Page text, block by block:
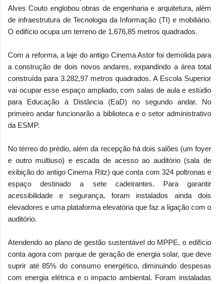
Alves Couto englobou obras de engenharia e arquitetura, além
de infraestrutura de Tecnologia da Informação (TI) e mobiliário.
O edifício ocupa um terreno de 1.676,85 metros quadrados.
Com a reforma, a laje do antigo Cinema Astor foi demolida para
a construção de dois novos andares, expandindo a área total
construída para 3.282,97 metros quadrados. A Escola Superior
vai ocupar esse espaço ampliado, com salas de aula e estúdio
para Educação à Distância (EaD) no segundo andar. No
primeiro andar funcionarão a biblioteca e o setor administrativo
da ESMP.
No térreo do prédio, além da recepção há dois salões (um foyer
e outro multiuso) e escada de acesso ao auditório (sala de
exibição do antigo Cinema Ritz) que conta com 324 poltronas e
espaço destinado a sete cadeirantes. Para garantir
acessibilidade e segurança, foram instalados ainda dois
elevadores e uma plataforma elevatória que faz a ligação com o
auditório.
Atendendo ao plano de gestão sustentável do MPPE, o edifício
conta agora com parque de geração de energia solar, que deve
suprir até 85% do consumo energético, diminuindo despesas
com energia elétrica e o impacto ambiental. Foram instaladas